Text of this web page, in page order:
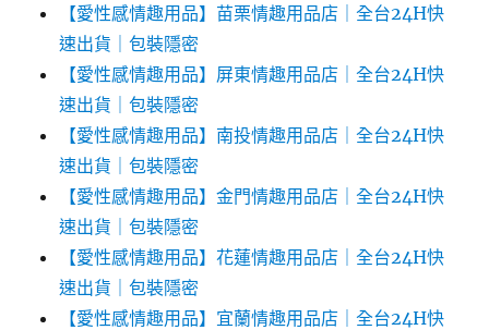
【愛性感情趣用品】苗栗情趣用品店｜全台24H快
速出貨｜包裝隱密
【愛性感情趣用品】屏東情趣用品店｜全台24H快
速出貨｜包裝隱密
【愛性感情趣用品】南投情趣用品店｜全台24H快
速出貨｜包裝隱密
【愛性感情趣用品】金門情趣用品店｜全台24H快
速出貨｜包裝隱密
【愛性感情趣用品】花蓮情趣用品店｜全台24H快
速出貨｜包裝隱密
【愛性感情趣用品】宜蘭情趣用品店｜全台24H快